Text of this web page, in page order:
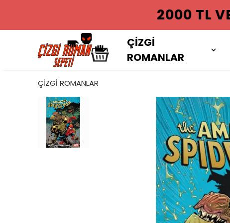
2000 TL VE
ÇİZGİ
ROMANLAR
ÇİZGİ ROMANLAR